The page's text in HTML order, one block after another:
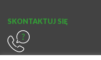
SKONTAKTUJ SIĘ